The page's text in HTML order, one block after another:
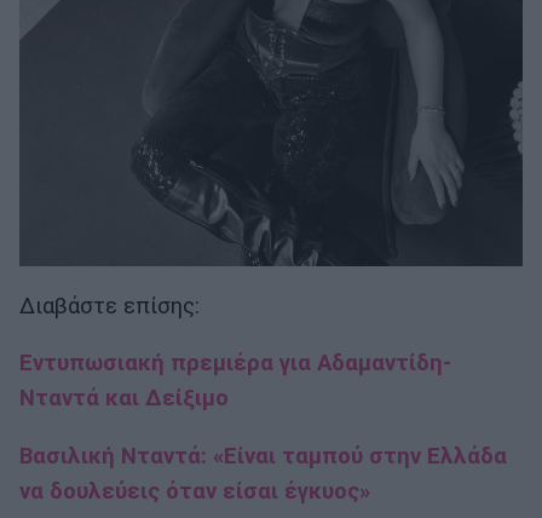
Διαβάστε επίσης:
Εντυπωσιακή πρεμιέρα για Αδαμαντίδη-
Νταντά και Δείξιμο
Βασιλική Νταντά: «Είναι ταμπού στην Ελλάδα
να δουλεύεις όταν είσαι έγκυος»